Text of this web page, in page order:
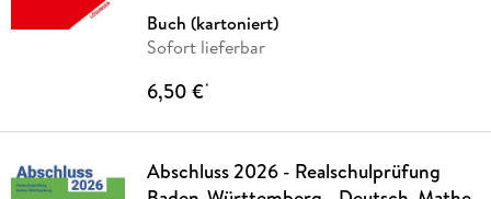
Buch (kartoniert)
Sofort lieferbar
6,50 €*
Abschluss 2026 - Realschulprüfung